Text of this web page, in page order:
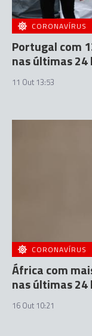
CORONAVÍRUS
Portugal com
nas últimas 24
11 Out 13:53
CORONAVÍRUS
África com
nas últimas 24
16 Out 10:21